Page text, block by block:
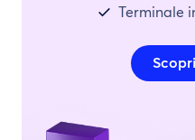
Terminale